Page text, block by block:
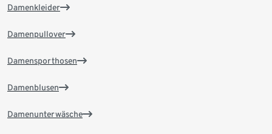
Damenkleider
Damenpullover
Damensporthosen
Damenblusen
Damenunterwäsche